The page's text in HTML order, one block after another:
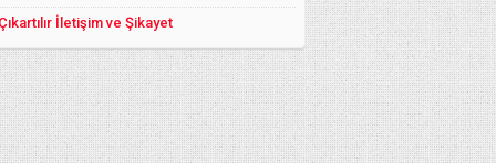
İletişim ve Şikayet